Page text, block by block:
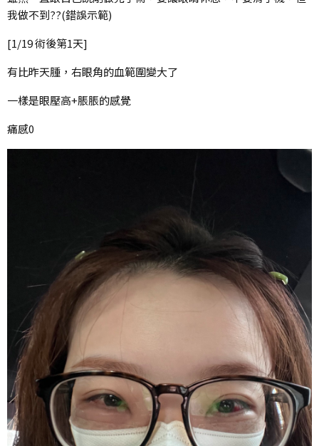
我做不到??(錯誤示範)
[1/19 術後第1天]
有比昨天腫，右眼角的血範圍變大了
一樣是眼壓高+脹脹的感覺
痛感0